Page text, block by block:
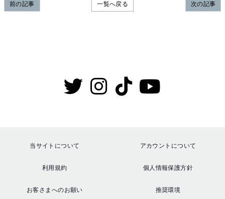
次の記事
一覧へ戻る
前の記事
当サイトについて アカウントについて
利用規約 個人情報保護方針
お客さまへのお願い 推奨環境